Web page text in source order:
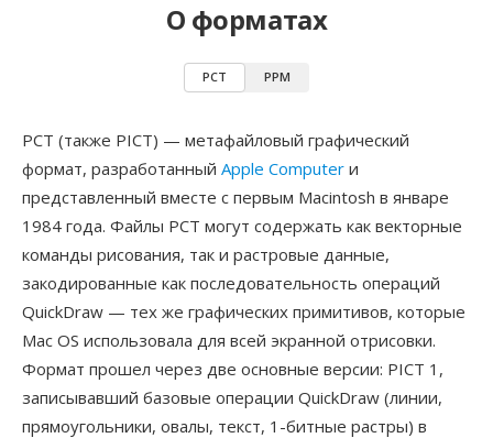
О форматах
PCT PPM
PCT (также PICT) — метафайловый графический
формат, разработанный Apple Computer и
представленный вместе с первым Macintosh в январе
1984 года. Файлы PCT могут содержать как векторные
команды рисования, так и растровые данные,
закодированные как последовательность операций
QuickDraw — тех же графических примитивов, которые
Mac OS использовала для всей экранной отрисовки.
Формат прошел через две основные версии: PICT 1,
записывавший базовые операции QuickDraw (линии,
прямоугольники, овалы, текст, 1-битные растры) в